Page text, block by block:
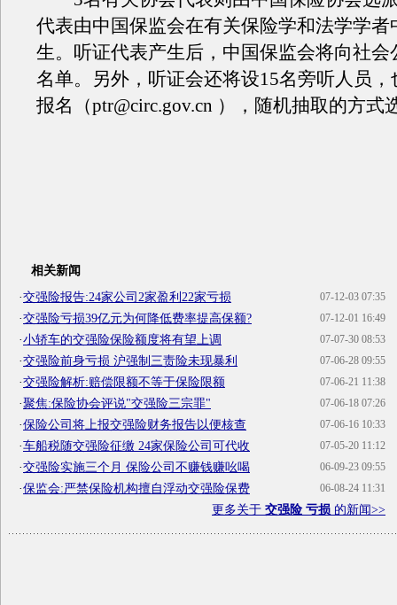
代表由中国保监会在有关保险学和法学学者
生。听证代表产生后，中国保监会将向社会
名单。另外，听证会还将设15名旁听人员
报名（ptr@circ.gov.cn ），随机抽取的方式
相关新闻
07-12-03 07:35
·交强险报告:24家公司2家盈利22家亏损
07-12-01 16:49
·交强险亏损39亿元为何降低费率提高保额?
07-07-30 08:53
·小轿车的交强险保险额度将有望上调
07-06-28 09:55
·交强险前身亏损 沪强制三责险未现暴利
07-06-21 11:38
·交强险解析:赔偿限额不等于保险限额
07-06-18 07:26
·聚焦:保险协会评说"交强险三宗罪"
07-06-16 10:33
·保险公司将上报交强险财务报告以便核查
07-05-20 11:12
·车船税随交强险征缴 24家保险公司可代收
06-09-23 09:55
·交强险实施三个月 保险公司不赚钱赚吆喝
06-08-24 11:31
·保监会:严禁保险机构擅自浮动交强险保费
更多关于 交强险 亏损 的新闻>>